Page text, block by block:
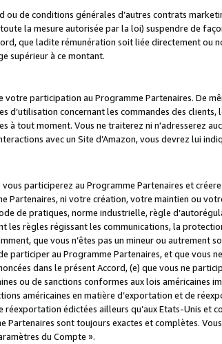
de conditions générales d’autres contrats
la mesure autorisée par la loi) suspendre de
que ladite rémunération soit liée directement
supérieur à ce montant.
participation au Programme Partenaires. De
d’utilisation concernant les commandes des
tout moment. Vous ne traiterez ni n'adresserez
avec un Site d’Amazon, vous devrez lui
vous participerez au Programme Partenaires et
Partenaires, ni votre création, votre maintien ou
de pratiques, norme industrielle, règle
règles régissant les communications, la
que vous n’êtes pas un mineur ou autrement
participer au Programme Partenaires, et que vous
dans le présent Accord, (e) que vous ne
ou de sanctions conformes aux lois américaines
américaines en matière d’exportation et de
édictées ailleurs qu’aux Etats-Unis
Partenaires sont toujours exactes et complètes.
du Compte ».